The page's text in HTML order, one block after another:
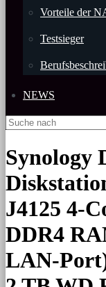
Vorteile der
Testsieger
NEWS
Synology
J4125 4-
DDR4
LAN-